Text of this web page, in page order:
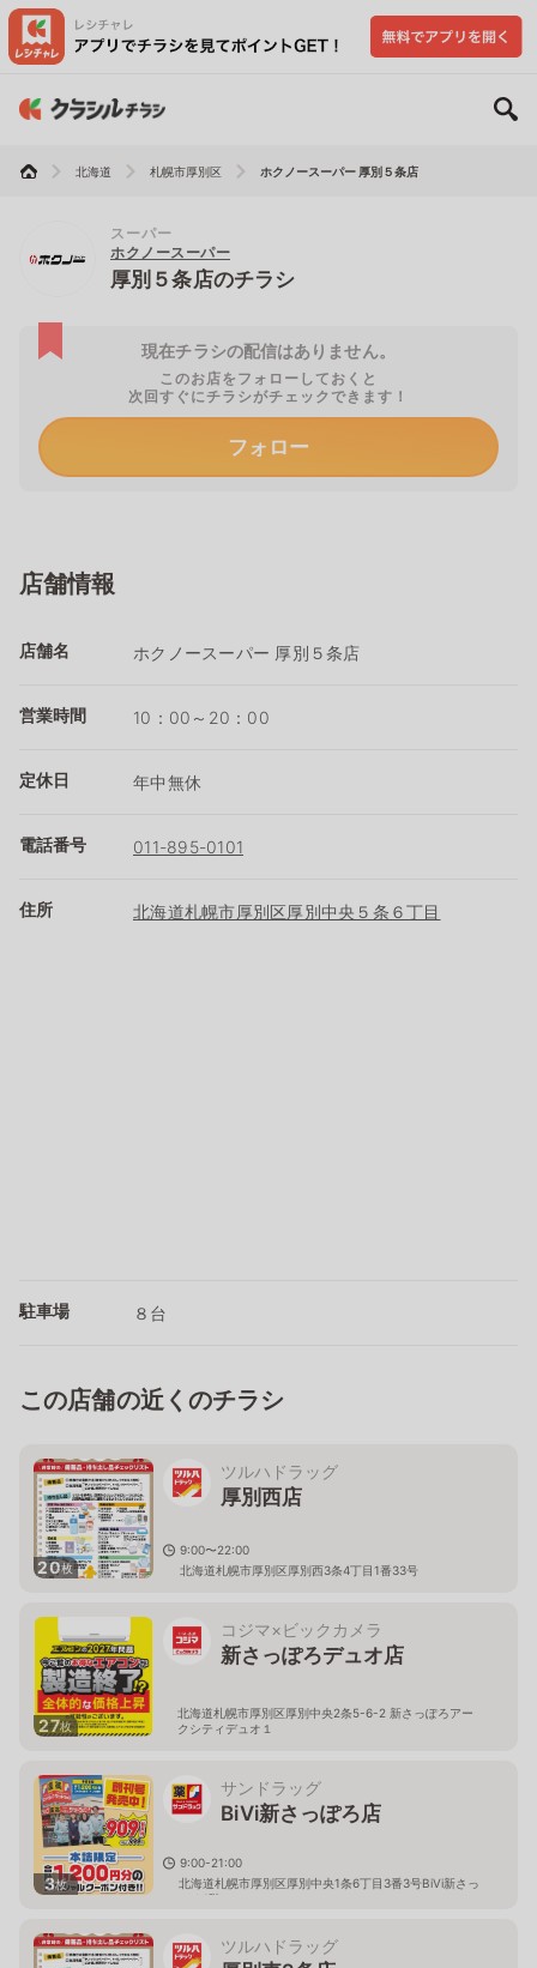
北海道 札幌市厚別区 ホクノースーパー 厚別５条店
スーパー
ホクノースーパー
厚別５条店のチラシ
現在チラシの配信はありません。
このお店をフォローしておくと
次回すぐにチラシがチェックできます！
フォロー
店舗情報
店舗名 ホクノースーパー 厚別５条店
営業時間 10：00～20：00
定休日 年中無休
電話番号 011-895-0101
住所 北海道札幌市厚別区厚別中央５条６丁目
駐車場 ８台
この店舗の近くのチラシ
20枚
ツルハドラッグ
厚別西店
9:00〜22:00
北海道札幌市厚別区厚別西3条4丁目1番33号
27枚
コジマ×ビックカメラ
新さっぽろデュオ店
北海道札幌市厚別区厚別中央2条5-6-2 新さっぽろアー
クシティデュオ１
3枚
サンドラッグ
BiVi新さっぽろ店
9:00-21:00
北海道札幌市厚別区厚別中央1条6丁目3番3号BiVi新さっ
ぽろ1階
ツルハドラッグ